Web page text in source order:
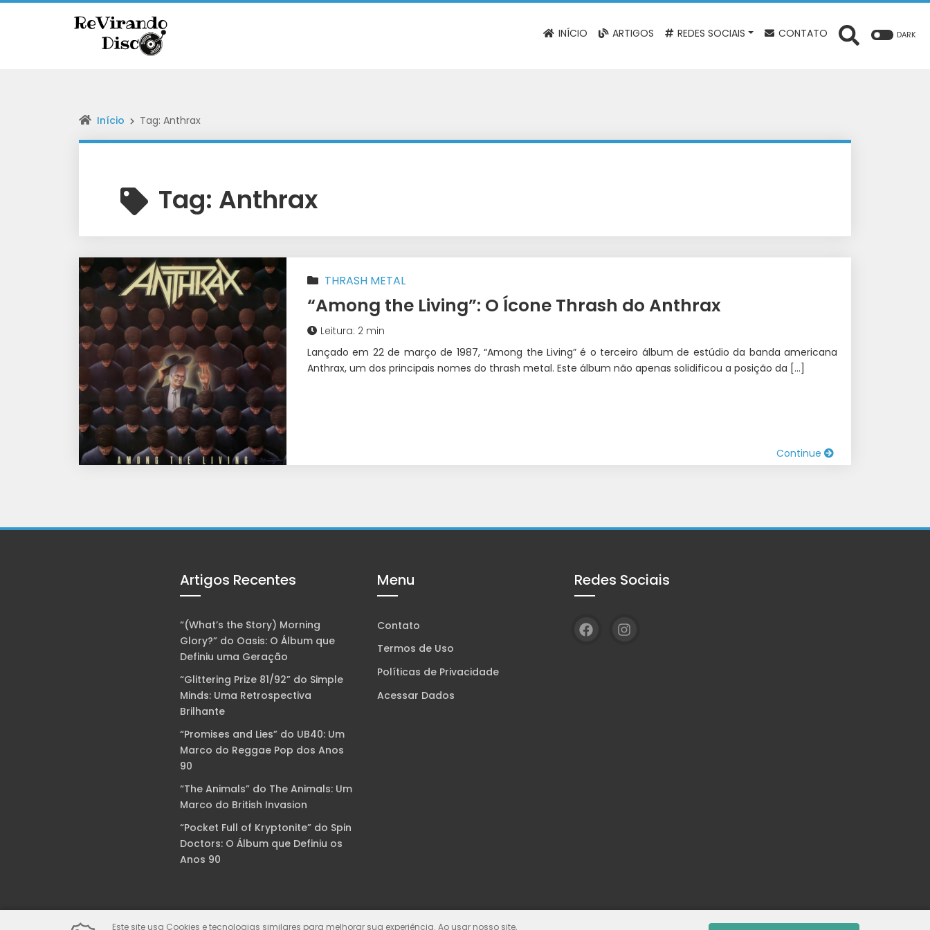
INÍCIO ARTIGOS REDES SOCIAIS CONTATO DARK
Início Tag: Anthrax
Tag: Anthrax
THRASH METAL
“Among the Living”: O Ícone Thrash do Anthrax
Leitura: 2 min
Lançado em 22 de março de 1987, “Among the Living” é o terceiro álbum de estúdio da banda americana
Anthrax, um dos principais nomes do thrash metal. Este álbum não apenas solidificou a posição da […]
Continue
Artigos Recentes
“(What’s the Story) Morning
Glory?” do Oasis: O Álbum que
Definiu uma Geração
“Glittering Prize 81/92” do Simple
Minds: Uma Retrospectiva
Brilhante
“Promises and Lies” do UB40: Um
Marco do Reggae Pop dos Anos
90
“The Animals” do The Animals: Um
Marco do British Invasion
“Pocket Full of Kryptonite” do Spin
Doctors: O Álbum que Definiu os
Anos 90
Menu
Contato
Termos de Uso
Políticas de Privacidade
Acessar Dados
Redes Sociais
Este site usa Cookies e tecnologias similares para melhorar sua experiência. Ao usar nosso site,